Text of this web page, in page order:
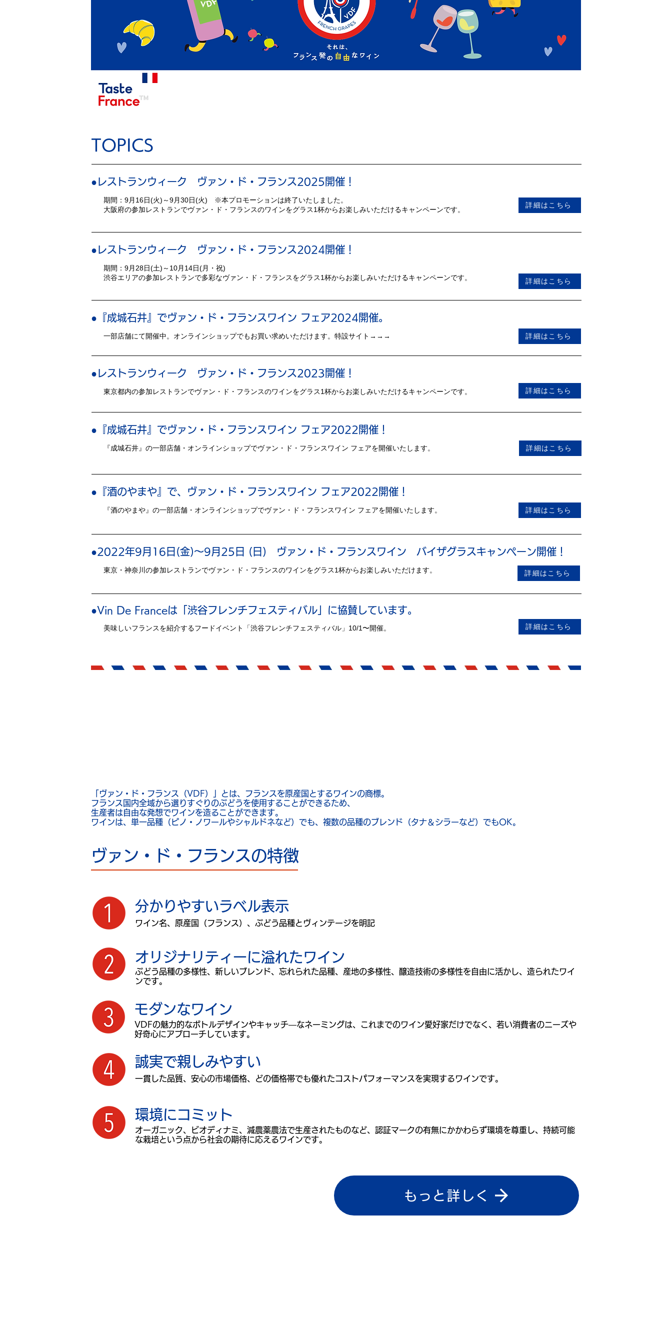
TOPICS
●レストランウィーク ヴァン・ド・フランス2025開催！
期間：9月16日(火)～9月30日(火) ※本プロモーションは終了いたしました。
大阪府の参加レストランでヴァン・ド・フランスのワインをグラス1杯からお楽しみいただけるキャンペーンです。
詳細はこちら
●レストランウィーク ヴァン・ド・フランス2024開催！
期間：9月28日(土)～10月14日(月・祝)
渋谷エリアの参加レストランで多彩なヴァン・ド・フランスをグラス1杯からお楽しみいただけるキャンペーンです。
詳細はこちら
●『成城石井』でヴァン・ド・フランスワイン フェア2024開催。
一部店舗にて開催中。オンラインショップでもお買い求めいただけます。特設サイト→→→ 詳細はこちら
●レストランウィーク ヴァン・ド・フランス2023開催！
東京都内の参加レストランでヴァン・ド・フランスのワインをグラス1杯からお楽しみいただけるキャンペーンです。 詳細はこちら
●『成城石井』でヴァン・ド・フランスワイン フェア2022開催！
『成城石井』の一部店舗・オンラインショップでヴァン・ド・フランスワイン フェアを開催いたします。 詳細はこちら
●『酒のやまや』で、ヴァン・ド・フランスワイン フェア2022開催！
『酒のやまや』の一部店舗・オンラインショップでヴァン・ド・フランスワイン フェアを開催いたします。 詳細はこちら
●2022年9月16日(金)～9月25日 (日) ヴァン・ド・フランスワイン バイザグラスキャンペーン開催！
東京・神奈川の参加レストランでヴァン・ド・フランスのワインをグラス1杯からお楽しみいただけます。 詳細はこちら
●Vin De Franceは「渋谷フレンチフェスティバル」に協賛しています。
美味しいフランスを紹介するフードイベント「渋谷フレンチフェスティバル」10/1〜開催。 詳細はこちら
「ヴァン・ド・フランス（VDF）」とは、フランスを原産国とするワインの商標。
フランス国内全域から選りすぐりのぶどうを使用することができるため、
生産者は自由な発想でワインを造ることができます。
ワインは、単一品種（ピノ・ノワールやシャルドネなど）でも、複数の品種のブレンド（タナ＆シラーなど）でもOK。
ヴァン・ド・フランスの特徴
分かりやすいラベル表示
ワイン名、原産国（フランス）、ぶどう品種とヴィンテージを明記
オリジナリティーに溢れたワイン
ぶどう品種の多様性、新しいブレンド、忘れられた品種、産地の多様性、醸造技術の多様性を自由に活かし、造られたワイ
ンです。
モダンなワイン
VDFの魅力的なボトルデザインやキャッチ―なネーミングは、これまでのワイン愛好家だけでなく、若い消費者のニーズや
好奇心にアプローチしています。
誠実で親しみやすい
一貫した品質、安心の市場価格、どの価格帯でも優れたコストパフォーマンスを実現するワインです。
環境にコミット
オーガニック、ビオディナミ、減農薬農法で生産されたものなど、認証マークの有無にかかわらず環境を尊重し、持続可能
な栽培という点から社会の期待に応えるワインです。
もっと詳しく